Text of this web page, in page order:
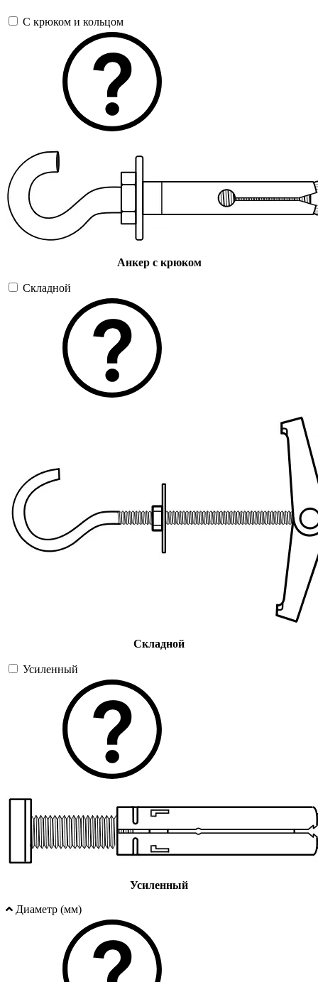
С крюком и кольцом
Анкер с крюком
Складной
Складной
Усиленный
Усиленный
Диаметр (мм)